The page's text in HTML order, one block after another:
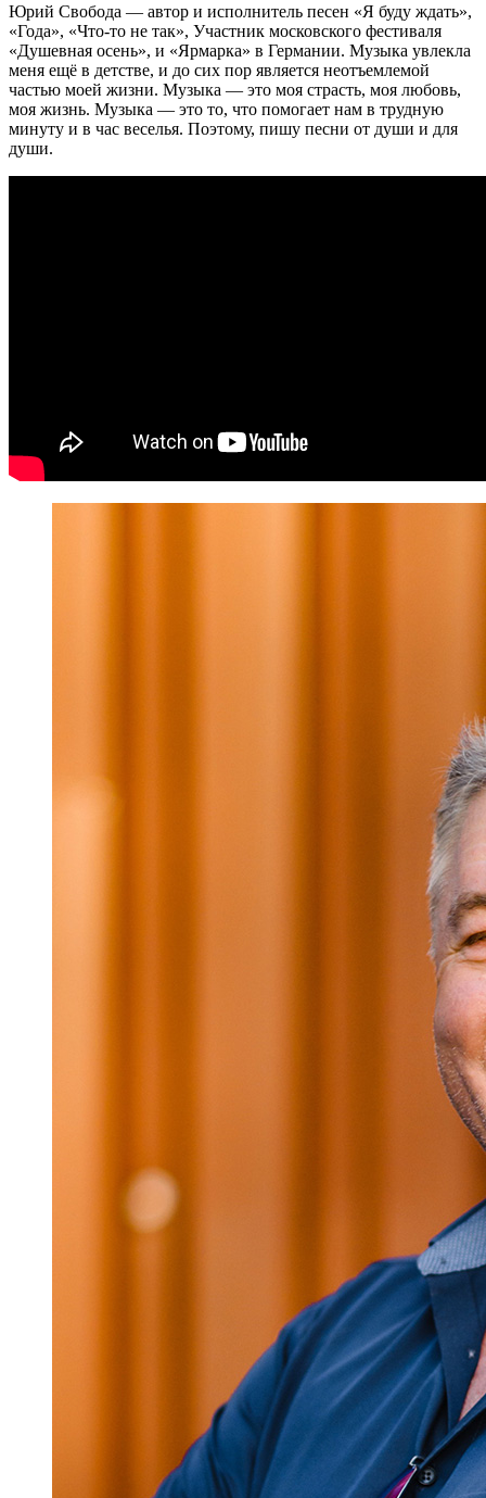
Юрий Свобода — автор и исполнитель песен «Я буду ждать»,
«Года», «Что-то не так», Участник московского фестиваля
«Душевная осень», и «Ярмарка» в Германии. Музыка увлекла
меня ещё в детстве, и до сих пор является неотъемлемой
частью моей жизни. Музыка — это моя страсть, моя любовь,
моя жизнь. Музыка — это то, что помогает нам в трудную
минуту и в час веселья. Поэтому, пишу песни от души и для
души.